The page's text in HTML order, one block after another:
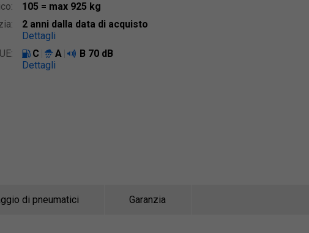
105 = max 925 kg
2 anni dalla data di acquisto
Dettagli
C A B 70 dB
Dettagli
di pneumatici Garanzia